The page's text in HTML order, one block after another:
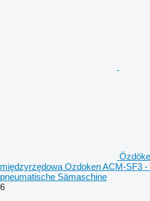
międzyrzędowa Ozdoken ACM-SF3 -
pneumatische Sämaschine
6